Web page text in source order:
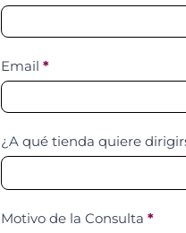
Us
Email*
¿A qué tienda quiere
Motivo de la Consulta*